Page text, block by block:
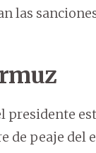
las
presidente
de peaje del